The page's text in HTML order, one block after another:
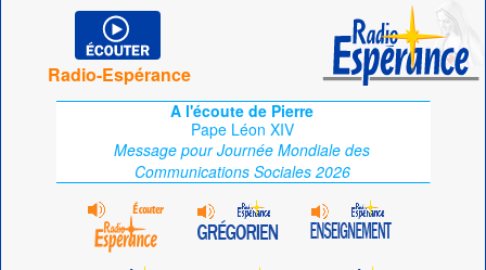
Radio-Espérance
A l'écoute de Pierre
Pape Léon XIV
Message pour Journée Mondiale des
Communications Sociales 2026